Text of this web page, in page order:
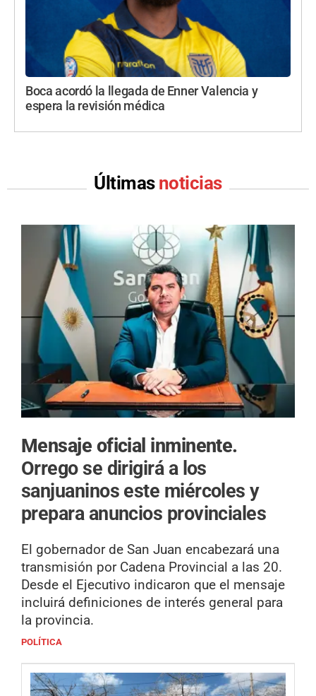
Boca acordó la llegada de Enner Valencia y
espera la revisión médica
Últimas noticias
Mensaje oficial inminente.
Orrego se dirigirá a los
sanjuaninos este miércoles y
prepara anuncios provinciales
El gobernador de San Juan encabezará una
transmisión por Cadena Provincial a las 20.
Desde el Ejecutivo indicaron que el mensaje
incluirá definiciones de interés general para
la provincia.
POLÍTICA